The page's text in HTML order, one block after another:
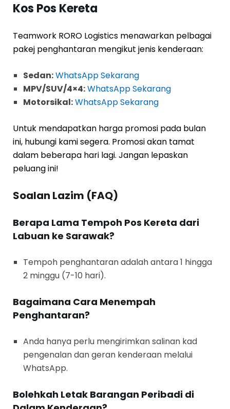
Kos Pos Kereta
Teamwork RORO Logistics menawarkan pelbagai
pakej penghantaran mengikut jenis kenderaan:
Sedan:WhatsApp Sekarang
MPV/SUV/4×4:WhatsApp Sekarang
Motorsikal:WhatsApp Sekarang
Untuk mendapatkan harga promosi pada bulan
ini, hubungi kami segera. Promosi akan tamat
dalam beberapa hari lagi. Jangan lepaskan
peluang ini!
Soalan Lazim (FAQ)
Berapa Lama Tempoh Pos Kereta dari
Labuan ke Sarawak?
Tempoh penghantaran adalah antara 1 hingga
2 minggu (7-10 hari).
Bagaimana Cara Menempah
Penghantaran?
Anda hanya perlu mengirimkan salinan kad
pengenalan dan geran kenderaan melalui
WhatsApp.
Bolehkah Letak Barangan Peribadi di